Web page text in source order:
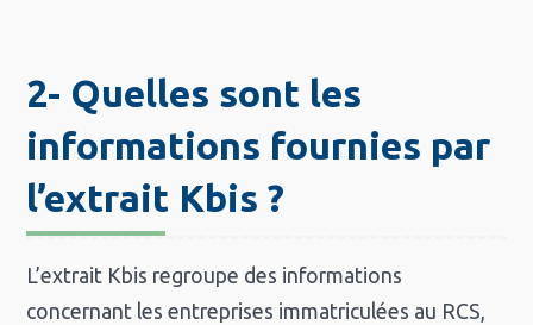
2- Quelles sont les
informations fournies par
l’extrait Kbis ?
L’extrait Kbis regroupe des informations
concernant les entreprises immatriculées au RCS,